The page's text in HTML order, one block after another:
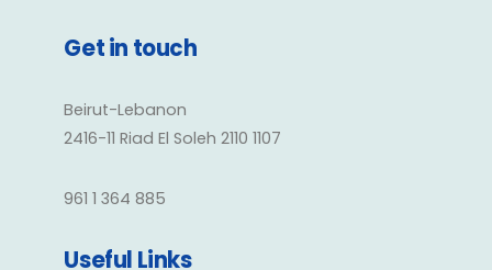
Get in touch
Beirut-Lebanon
2416-11 Riad El Soleh 2110 1107
961 1 364 885
Useful Links